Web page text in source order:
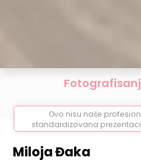
Ovo nisu naše
standardizovana
Miloja Đaka